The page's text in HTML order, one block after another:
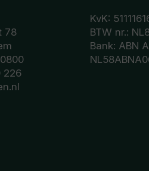
78
226
KvK:
BTW nr.:
Bank: ABN